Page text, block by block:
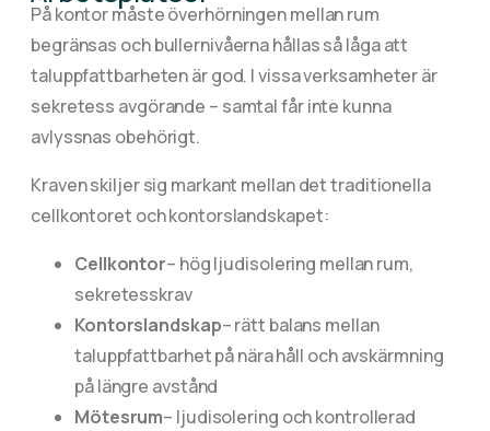
På kontor måste överhörningen mellan rum
begränsas och bullernivåerna hållas så låga att
taluppfattbarheten är god. I vissa verksamheter är
sekretess avgörande – samtal får inte kunna
avlyssnas obehörigt.
Kraven skiljer sig markant mellan det traditionella
cellkontoret och kontorslandskapet:
Cellkontor– hög ljudisolering mellan rum,
sekretesskrav
Kontorslandskap– rätt balans mellan
taluppfattbarhet på nära håll och avskärmning
på längre avstånd
Mötesrum– ljudisolering och kontrollerad